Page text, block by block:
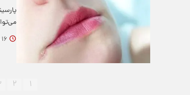
۱۶ شهریور ۱۳۹۷
۱ ۲